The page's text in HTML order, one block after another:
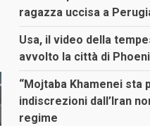
ragazza uccisa a
Usa, il video della
avvolto la città di
“Mojtaba Khamenei sta
indiscrezioni dall’Iran
regime